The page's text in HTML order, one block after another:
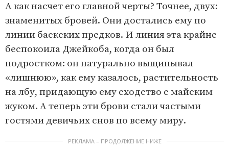
А как насчет его главной черты? Точнее, двух:
знаменитых бровей. Они достались ему по
линии баскских предков. И линия эта крайне
беспокоила Джейкоба, когда он был
подростком: он натурально выщипывал
«лишнюю», как ему казалось, растительность
на лбу, придающую ему сходство с майским
жуком. А теперь эти брови стали частыми
гостями девичьих снов по всему миру.
РЕКЛАМА – ПРОДОЛЖЕНИЕ НИЖЕ